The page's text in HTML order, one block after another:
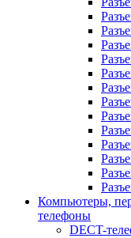
Компьютеры,
телефоны
DECT-